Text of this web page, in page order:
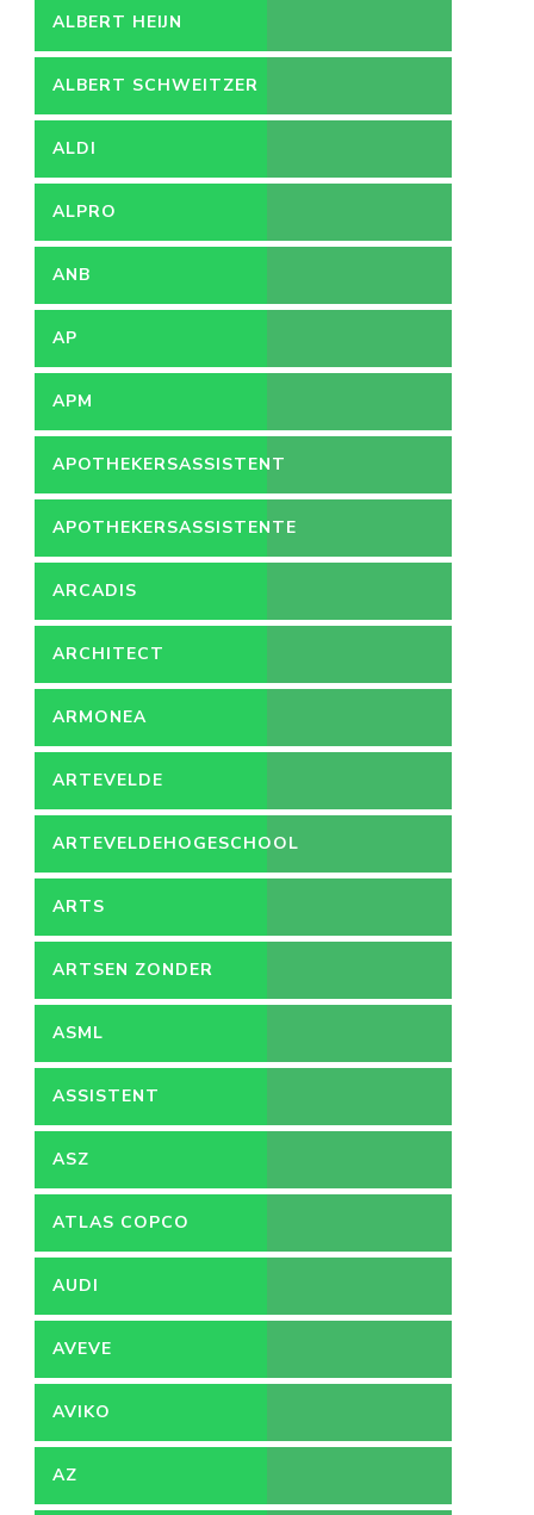
ALBERT HEIJN
ALBERT SCHWEITZER
ZIEKENHUIS
ALDI
ALPRO
ANB
AP
APM
APOTHEKERSASSISTENT
APOTHEKERSASSISTENTE
ARCADIS
ARCHITECT
ARMONEA
ARTEVELDE
ARTEVELDEHOGESCHOOL
ARTS
ARTSEN ZONDER
GRENZEN
ASML
ASSISTENT
ACCOUNTANT
ASZ
ATLAS COPCO
AUDI
AVEVE
AVIKO
AZ